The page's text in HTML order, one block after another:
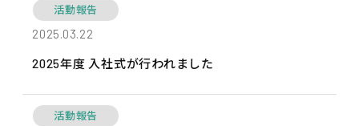
活動報告
2025.03.22
2025年度 入社式が行われました
活動報告
PAGE2025に出展！ の詳細ページへ